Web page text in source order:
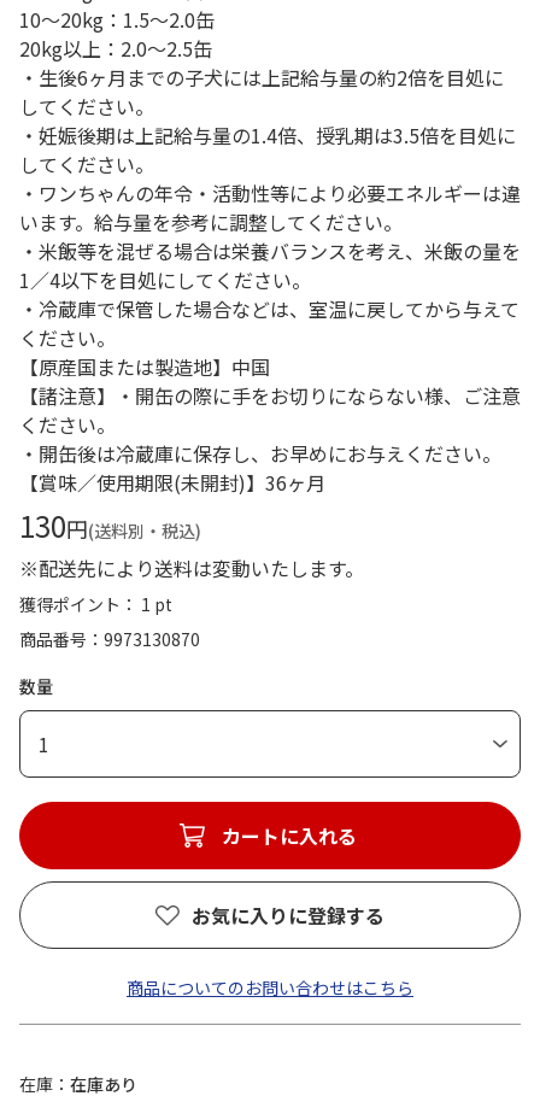
10～20kg：1.5～2.0缶
20kg以上：2.0～2.5缶
・生後6ヶ月までの子犬には上記給与量の約2倍を目処に
してください。
・妊娠後期は上記給与量の1.4倍、授乳期は3.5倍を目処に
してください。
・ワンちゃんの年令・活動性等により必要エネルギーは違
います。給与量を参考に調整してください。
・米飯等を混ぜる場合は栄養バランスを考え、米飯の量を
1／4以下を目処にしてください。
・冷蔵庫で保管した場合などは、室温に戻してから与えて
ください。
【原産国または製造地】中国
【諸注意】・開缶の際に手をお切りにならない様、ご注意
ください。
・開缶後は冷蔵庫に保存し、お早めにお与えください。
【賞味／使用期限(未開封)】36ヶ月
130円(送料別・税込)
※配送先により送料は変動いたします。
獲得ポイント： 1 pt
商品番号
9973130870
数量
1
カートに入れる
お気に入りに登録する
商品についてのお問い合わせはこちら
在庫 在庫あり